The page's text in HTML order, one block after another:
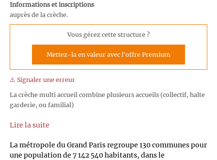
Informations et inscriptions
auprès de la crèche.
Vous gérez cette structure ?
Mettez-la en valeur avec l'offre Premium
⚠️ Signaler une erreur
La crèche multi accueil combine plusieurs accueils (collectif, halte
garderie, ou familial)
Lire la suite
La métropole du Grand Paris regroupe 130 communes pour
une population de 7 142 540 habitants, dans le